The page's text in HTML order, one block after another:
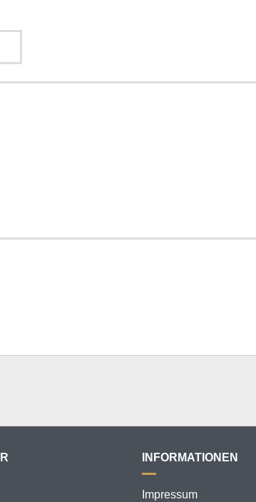
INFORMATIONEN
Impressum